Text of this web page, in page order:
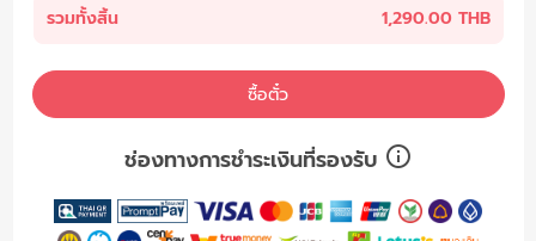
รวมทั้งสิ้น 1,290.00 THB
ซื้อตั๋ว
ช่องทางการชำระเงินที่รองรับ